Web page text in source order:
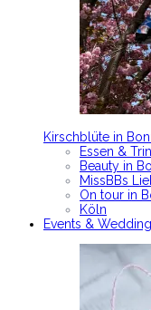
Kirschblüte in
Essen &
Beauty in
MissBBs
On tour in
Köln
Events & Wedding